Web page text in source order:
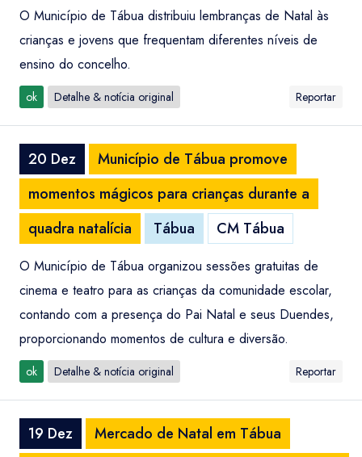
O Município de Tábua distribuiu lembranças de Natal às
crianças e jovens que frequentam diferentes níveis de
ensino do concelho.
ok Detalhe & notícia original Reportar
20 Dez
Município de Tábua promove
momentos mágicos para crianças durante a
quadra natalícia
Tábua CM Tábua
O Município de Tábua organizou sessões gratuitas de
cinema e teatro para as crianças da comunidade escolar,
contando com a presença do Pai Natal e seus Duendes,
proporcionando momentos de cultura e diversão.
ok Detalhe & notícia original Reportar
19 Dez
Mercado de Natal em Tábua